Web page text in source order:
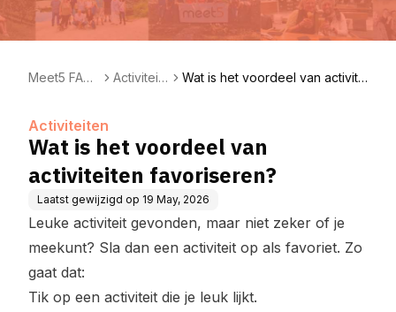
Meet5 FAQ
Activiteit
Wat is het voordeel van activite
Activiteiten
Wat is het voordeel van
activiteiten favoriseren?
Laatst gewijzigd op 19 May, 2026
Leuke activiteit gevonden, maar niet zeker of je
meekunt? Sla dan een activiteit op als favoriet. Zo
gaat dat:
Tik op een activiteit die je leuk lijkt.